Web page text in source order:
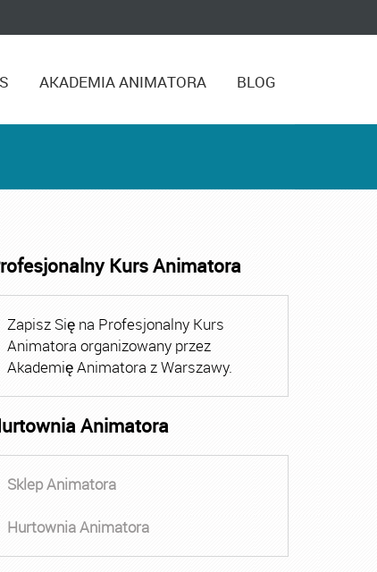
AKADEMIA ANIMATORA BLOG
Warszawa,Kurs Animatora,Kurs Animatora
Kurs Animatora
Zapisz Się na Profesjonalny Kurs
Animatora organizowany przez
Akademię Animatora z Warszawy.
Animatora
Sklep Animatora
Hurtownia Animatora